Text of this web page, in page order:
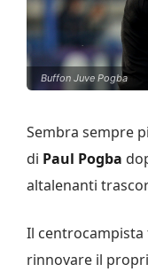
Buffon Juve Pogba
Sembra sempre
di Paul Pogba
altalenanti
Il centrocampista
rinnovare il